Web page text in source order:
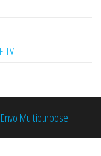
TV
Envo Multipurpose